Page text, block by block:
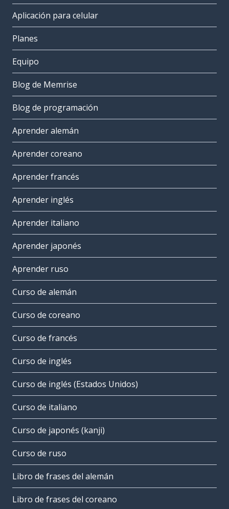
Aplicación para celular
Planes
Equipo
Blog de Memrise
Blog de programación
Aprender alemán
Aprender coreano
Aprender francés
Aprender inglés
Aprender italiano
Aprender japonés
Aprender ruso
Curso de alemán
Curso de coreano
Curso de francés
Curso de inglés
Curso de inglés (Estados Unidos)
Curso de italiano
Curso de japonés (kanji)
Curso de ruso
Libro de frases del alemán
Libro de frases del coreano